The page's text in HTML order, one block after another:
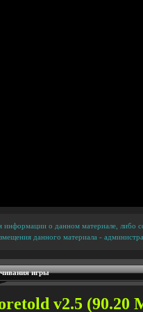
информации о данном материале, либо
данного материала -
игры
v2.5 (90.20